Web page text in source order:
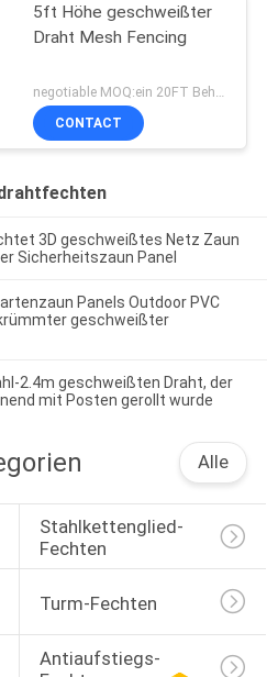
5ft Höhe geschweißter
Draht Mesh Fencing
negotiable MOQ:ein 20FT Behälter
CONTACT
3D geschweißtes Netz Zaun
Sicherheitszaun Panel
Panels Outdoor PVC
geschweißter
2.4m geschweißten Draht, der
mit Posten gerollt wurde
Alle
Stahlkettenglied-
Fechten
Turm-Fechten
Antiaufstiegs-